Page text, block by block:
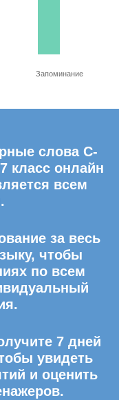
Запоминание
слова С-
класс онлайн
всем
за весь
чтобы
по всем
7 дней
увидеть
и оценить